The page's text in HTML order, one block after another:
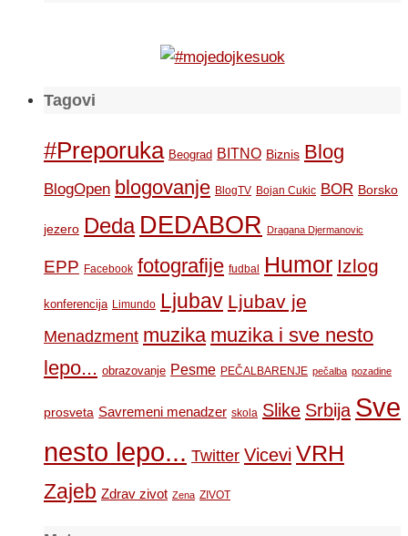
Tagovi
#Preporuka Beograd BITNO Biznis Blog
BlogOpen blogovanje BlogTV Bojan Cukic BOR Borsko
jezero Deda DEDABOR Dragana Djermanovic
EPP Facebook fotografije fudbal Humor Izlog
konferencija Limundo Ljubav Ljubav je
Menadzment muzika muzika i sve nesto
lepo... obrazovanje Pesme PEČALBARENJE pečalba pozadine
prosveta Savremeni menadzer skola Slike Srbija Sve
nesto lepo... Twitter Vicevi VRH
Zajeb Zdrav zivot Zena ZIVOT